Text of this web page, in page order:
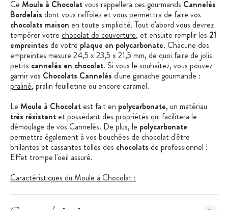
Ce Moule à Chocolatvous rappellera ces gourmands Cannelés
Bordelais dont vous raffolez et vous permettra de faire vos
chocolats maison en toute simplicité. Tout d'abord vous devrez
tempérer votre chocolat de couverture, et ensuite remplir les 21
empreintes de votre plaque en polycarbonate. Chacune des
empreintes mesure 24,5 x 23,5 x 21,5 mm, de quoi faire de jolis
petits cannelés en chocolat. Si vous le souhaitez, vous pouvez
garnir vos Chocolats Cannelés d'une ganache gourmande :
praliné, pralin feuilletine ou encore caramel.
Le Moule à Chocolat est fait en polycarbonate, un matériau
très résistant et possédant des propriétés qui facilitera le
démoulage de vos Cannelés. De plus, le polycarbonate
permettra également à vos bouchées de chocolat d'être
brillantes et cassantes telles des chocolats de professionnel !
Effet trompe l'oeil assuré.
Caractéristiques du Moule à Chocolat :